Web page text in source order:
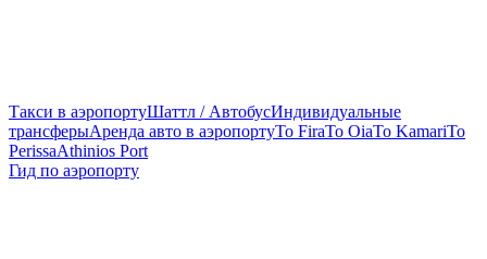
Такси в аэропортуШаттл / АвтобусИндивидуальные
трансферыАренда авто в аэропортуTo FiraTo OiaTo KamariTo
PerissaAthinios Port
Гид по аэропорту